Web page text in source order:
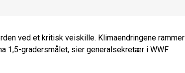
ved et kritisk veiskille. Klimaendringene rammer
1,5-gradersmålet, sier generalsekretær i WWF